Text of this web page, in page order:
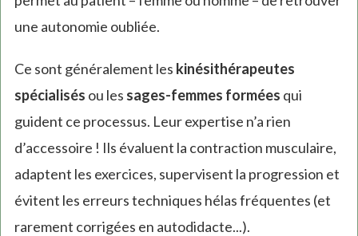
une autonomie oubliée.
Ce sont généralement les kinésithérapeutes
spécialisés ou les sages-femmes formées qui
guident ce processus. Leur expertise n’a rien
d’accessoire ! Ils évaluent la contraction musculaire,
adaptent les exercices, supervisent la progression et
évitent les erreurs techniques hélas fréquentes (et
rarement corrigées en autodidacte...).